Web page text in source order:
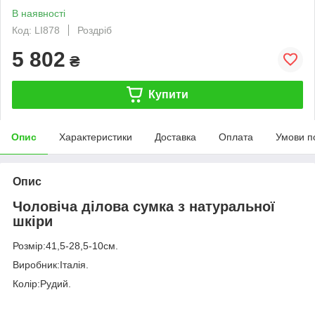
В наявності
Код: LI878
Роздріб
5 802 ₴
Купити
Опис Характеристики Доставка Оплата Умови
Опис
Чоловіча ділова сумка з натуральної
шкіри
Розмір:41,5-28,5-10см.
Виробник:Італія.
Колір:Рудий.